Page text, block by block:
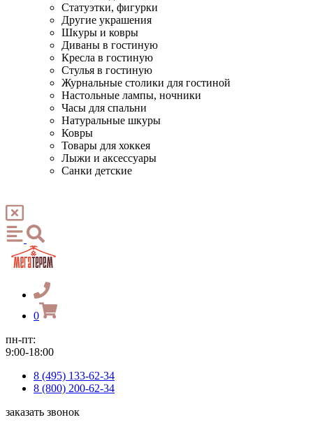
Статуэтки, фигурки
Другие украшения
Шкуры и ковры
Диваны в гостиную
Кресла в гостиную
Стулья в гостиную
Журнальные столики для гостиной
Настольные лампы, ночники
Часы для спальни
Натуральные шкуры
Ковры
Товары для хоккея
Лыжи и аксессуары
Санки детские
0
пн-пт:
9:00-18:00
8 (495) 133-62-34
8 (800) 200-62-34
заказать звонок